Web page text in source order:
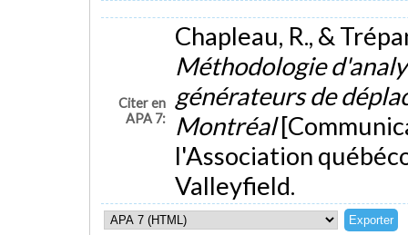
Citer en
APA 7:
Chapleau, R., &
Méthodologie
générateurs de
Montréal
l'Association
Valleyfield.